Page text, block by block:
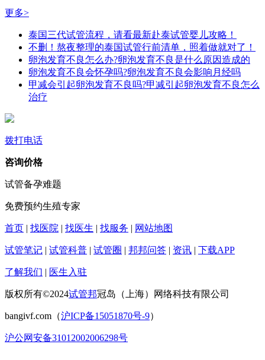
更多>
泰国三代试管流程，请看最新赴泰试管婴儿攻略！
不删！熬夜整理的泰国试管行前清单，照着做就对了！
卵泡发育不良怎么办?卵泡发育不良是什么原因造成的
卵泡发育不良会怀孕吗?卵泡发育不良会影响月经吗
甲减会引起卵泡发育不良吗?甲减引起卵泡发育不良怎么
治疗
拨打电话
咨询价格
试管备孕难题
免费预约生殖专家
首页 | 找医院 | 找医生 | 找服务 | 网站地图
试管笔记 | 试管科普 | 试管圈 | 邦邦问答 | 资讯 | 下载APP
了解我们 | 医生入驻
版权所有©2024试管邦冠岛（上海）网络科技有限公司
bangivf.com（沪ICP备15051870号-9）
沪公网安备31012002006298号